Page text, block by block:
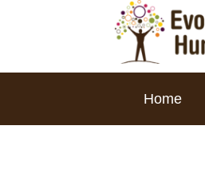
Home